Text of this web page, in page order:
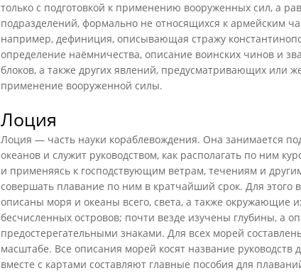
только с подготовкой к применению вооруженных сил, а
подразделений, формально не относящихся к армейским
например, дефиниция, описывающая стражу
определение наёмничества, описание воинских чинов и
блоков, а также других явлений, предусматривающих или
применение вооруженной силы.
Лоция
Лоция — часть науки кораблевождения. Она занимается
океанов и служит руководством, как располагать по ним
и применяясь к господствующим ветрам, течениям и
совершать плавание по ним в кратчайший срок. Для этого
описаны моря и океаны всего, света, а также окружающие
бесчисленных островов; почти везде изучены глубины, а
предостерегательными знаками. Для всех морей
масштабе. Все описания морей косят название руководств
вместе с картами составляют главные пособия для